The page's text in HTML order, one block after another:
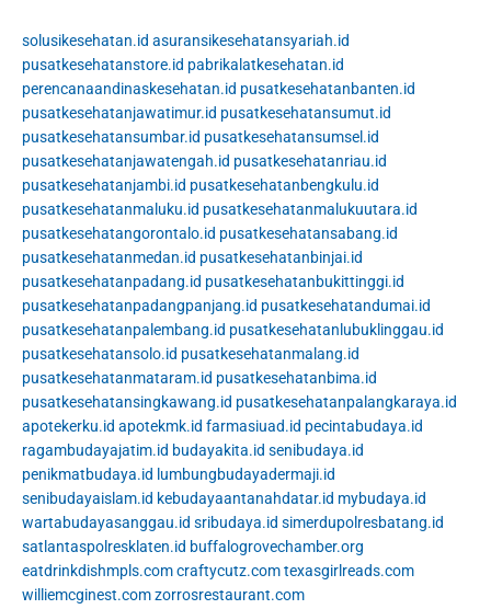
solusikesehatan.id asuransikesehatansyariah.id
pusatkesehatanstore.id pabrikalatkesehatan.id
perencanaandinaskesehatan.id pusatkesehatanbanten.id
pusatkesehatanjawatimur.id pusatkesehatansumut.id
pusatkesehatansumbar.id pusatkesehatansumsel.id
pusatkesehatanjawatengah.id pusatkesehatanriau.id
pusatkesehatanjambi.id pusatkesehatanbengkulu.id
pusatkesehatanmaluku.id pusatkesehatanmalukuutara.id
pusatkesehatangorontalo.id pusatkesehatansabang.id
pusatkesehatanmedan.id pusatkesehatanbinjai.id
pusatkesehatanpadang.id pusatkesehatanbukittinggi.id
pusatkesehatanpadangpanjang.id pusatkesehatandumai.id
pusatkesehatanpalembang.id pusatkesehatanlubuklinggau.id
pusatkesehatansolo.id pusatkesehatanmalang.id
pusatkesehatanmataram.id pusatkesehatanbima.id
pusatkesehatansingkawang.id pusatkesehatanpalangkaraya.id
apotekerku.id apotekmk.id farmasiuad.id pecintabudaya.id
ragambudayajatim.id budayakita.id senibudaya.id
penikmatbudaya.id lumbungbudayadermaji.id
senibudayaislam.id kebudayaantanahdatar.id mybudaya.id
wartabudayasanggau.id sribudaya.id simerdupolresbatang.id
satlantaspolresklaten.id buffalogrovechamber.org
eatdrinkdishmpls.comcraftycutz.comtexasgirlreads.com
williemcginest.comzorrosrestaurant.com